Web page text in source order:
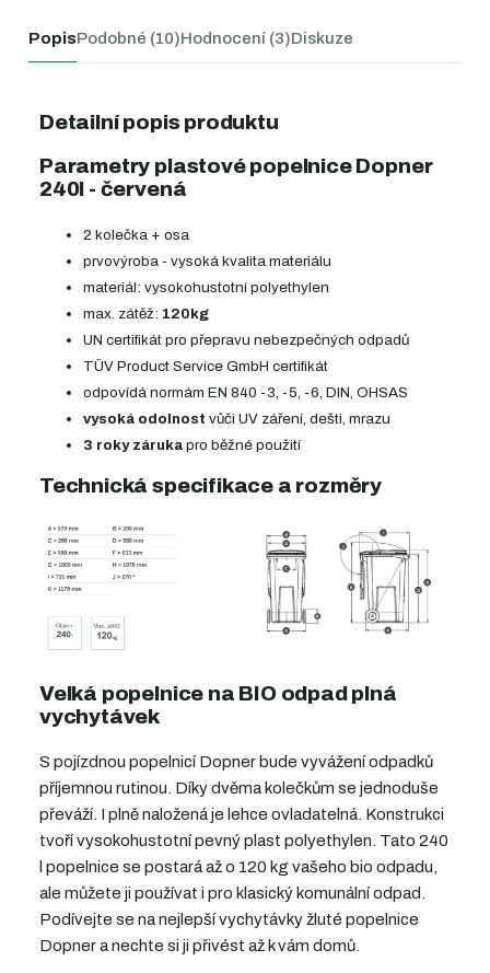
PopisPodobné (10)Hodnocení (3)Diskuze
Detailní popis produktu
Parametry plastové popelnice Dopner
240l - červená
2 kolečka + osa
prvovýroba - vysoká kvalita materiálu
materiál: vysokohustotní polyethylen
max. zátěž: 120kg
UN certifikát pro přepravu nebezpečných odpadů
TÜV Product Service GmbH certifikát
odpovídá normám EN 840 -3, -5, -6, DIN, OHSAS
vysoká odolnost vůči UV záření, dešti, mrazu
3 roky záruka pro běžné použití
Technická specifikace a rozměry
Velká popelnice na BIO odpad plná
vychytávek
S pojízdnou popelnicí Dopner bude vyvážení odpadků
příjemnou rutinou. Díky dvěma kolečkům se jednoduše
převáží. I plně naložená je lehce ovladatelná. Konstrukci
tvoří vysokohustotní pevný plast polyethylen. Tato 240
l popelnice se postará až o 120 kg vašeho bio odpadu,
ale můžete ji používat i pro klasický komunální odpad.
Podívejte se na nejlepší vychytávky žluté popelnice
Dopner a nechte si ji přivést až k vám domů.